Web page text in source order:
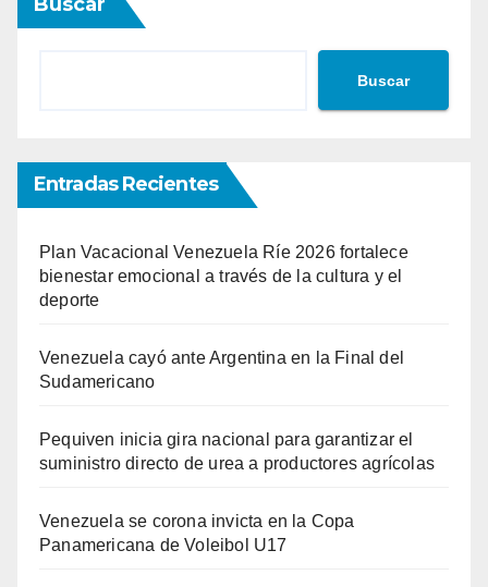
Buscar
Entradas Recientes
Plan Vacacional Venezuela Ríe 2026 fortalece
bienestar emocional a través de la cultura y el
deporte
Venezuela cayó ante Argentina en la Final del
Sudamericano
Pequiven inicia gira nacional para garantizar el
suministro directo de urea a productores agrícolas
Venezuela se corona invicta en la Copa
Panamericana de Voleibol U17